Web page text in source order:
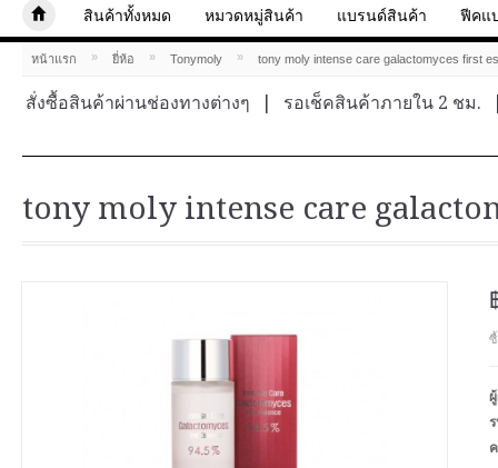
สินค้าทั้งหมด หมวดหมู่สินค้า แบรนด์สินค้า ฟีคแ
หน้าแรก » ยี่ห้อ » Tonymoly » tony moly intense care galactomyces first
สั่งซื้อสินค้าผ่านช่องทางต่างๆ รอเช็คสินค้าภายใน 2 ชม.
tony moly intense care